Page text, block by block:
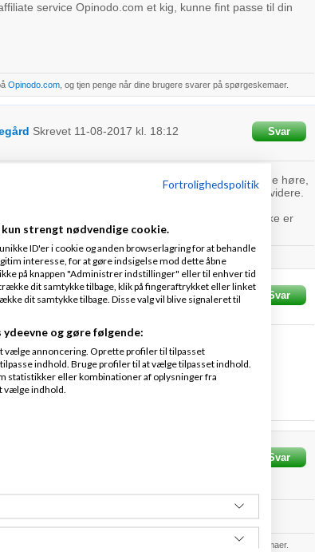
service Opinodo.com et kig, kunne fint passe til din
Opinodo.com, og tjen penge når dine brugere svarer på spørgeskemaer.
Skrevet 11-08-2017 kl. 18:12 Svar
værktøj i denne sammenhæng. Så kan du også lige høre,
om der mulighed for højere satser på sigt og så videre.
erfaringer på den front, selvom vi nørder generelt ikke er
;).
til online blomsterlevering: https://arizona-flower-delivery.com
12-08-2017 kl. 15:50 Svar
Svar
, og tjen penge når dine brugere svarer på spørgeskemaer.
Fortrolighedspolitik
strengt nødvendige cookie.
ID'er i cookie og anden browserlagring for at behandle
interesse, for at gøre indsigelse mod dette åbne
på knappen "Administrer indstillinger" eller til enhver tid
dit samtykke tilbage, klik på fingeraftrykket eller linket
dit samtykke tilbage. Disse valg vil blive signaleret til
og gøre følgende:
vælge annoncering. Oprette profiler til tilpasset
indhold. Bruge profiler til at vælge tilpasset indhold.
statistikker eller kombinationer af oplysninger fra
vælge indhold.